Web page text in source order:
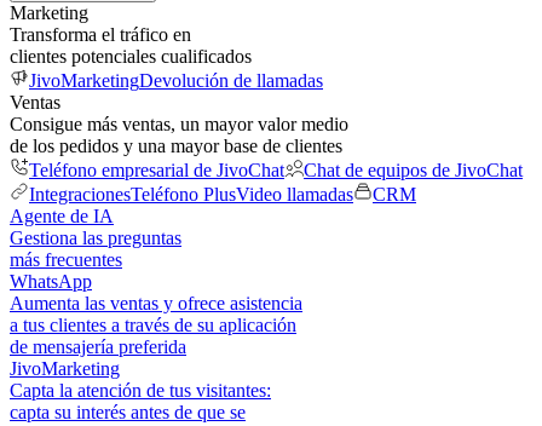
Marketing
Transforma el tráfico en
clientes potenciales cualificados
JivoMarketingDevolución de llamadas
Ventas
Consigue más ventas, un mayor valor medio
de los pedidos y una mayor base de clientes
Teléfono empresarial de JivoChat
Chat de equipos de JivoChat
IntegracionesTeléfono PlusVideo llamadas
CRM
Agente de IA
Gestiona las preguntas
más frecuentes
WhatsApp
Aumenta las ventas y ofrece asistencia
a tus clientes a través de su aplicación
de mensajería preferida
JivoMarketing
Capta la atención de tus visitantes:
capta su interés antes de que se